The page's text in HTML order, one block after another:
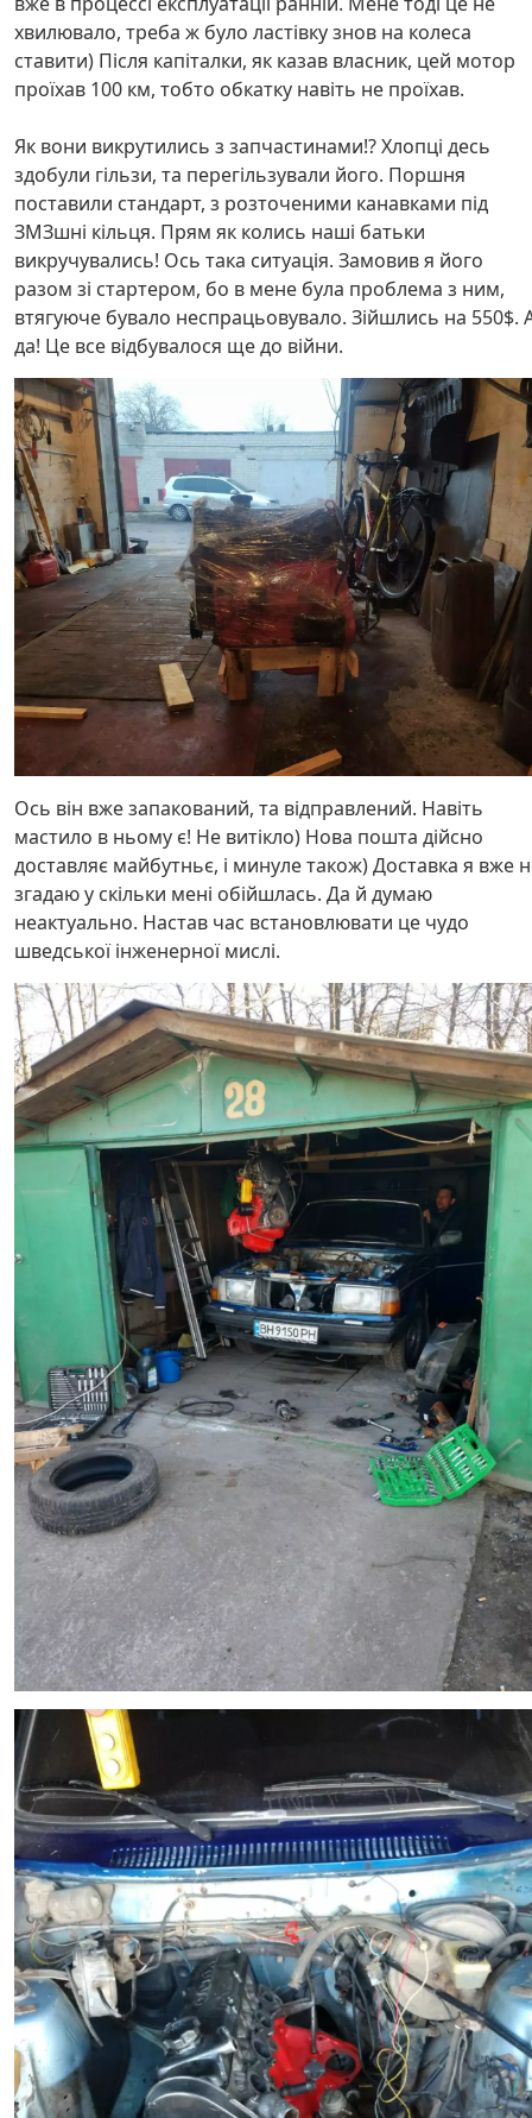
хвилювало, треба ж було ластівку знов на колеса
ставити) Після капіталки, як казав власник, цей мотор
проїхав 100 км, тобто обкатку навіть не проїхав.
Як вони викрутились з запчастинами!? Хлопці десь
здобули гільзи, та перегільзували його. Поршня
поставили стандарт, з розточеними канавками під
ЗМЗшні кільця. Прям як колись наші батьки
викручувались! Ось така ситуація. Замовив я його
разом зі стартером, бо в мене була проблема з ним,
втягуюче бувало неспрацьовувало. Зійшлись на 550$.
да! Це все відбувалося ще до війни.
Ось він вже запакований, та відправлений. Навіть
мастило в ньому є! Не витікло) Нова пошта дійсно
доставляє майбутньє, і минуле також) Доставка я вже
згадаю у скільки мені обійшлась. Да й думаю
неактуально. Настав час встановлювати це чудо
шведської інженерної мислі.